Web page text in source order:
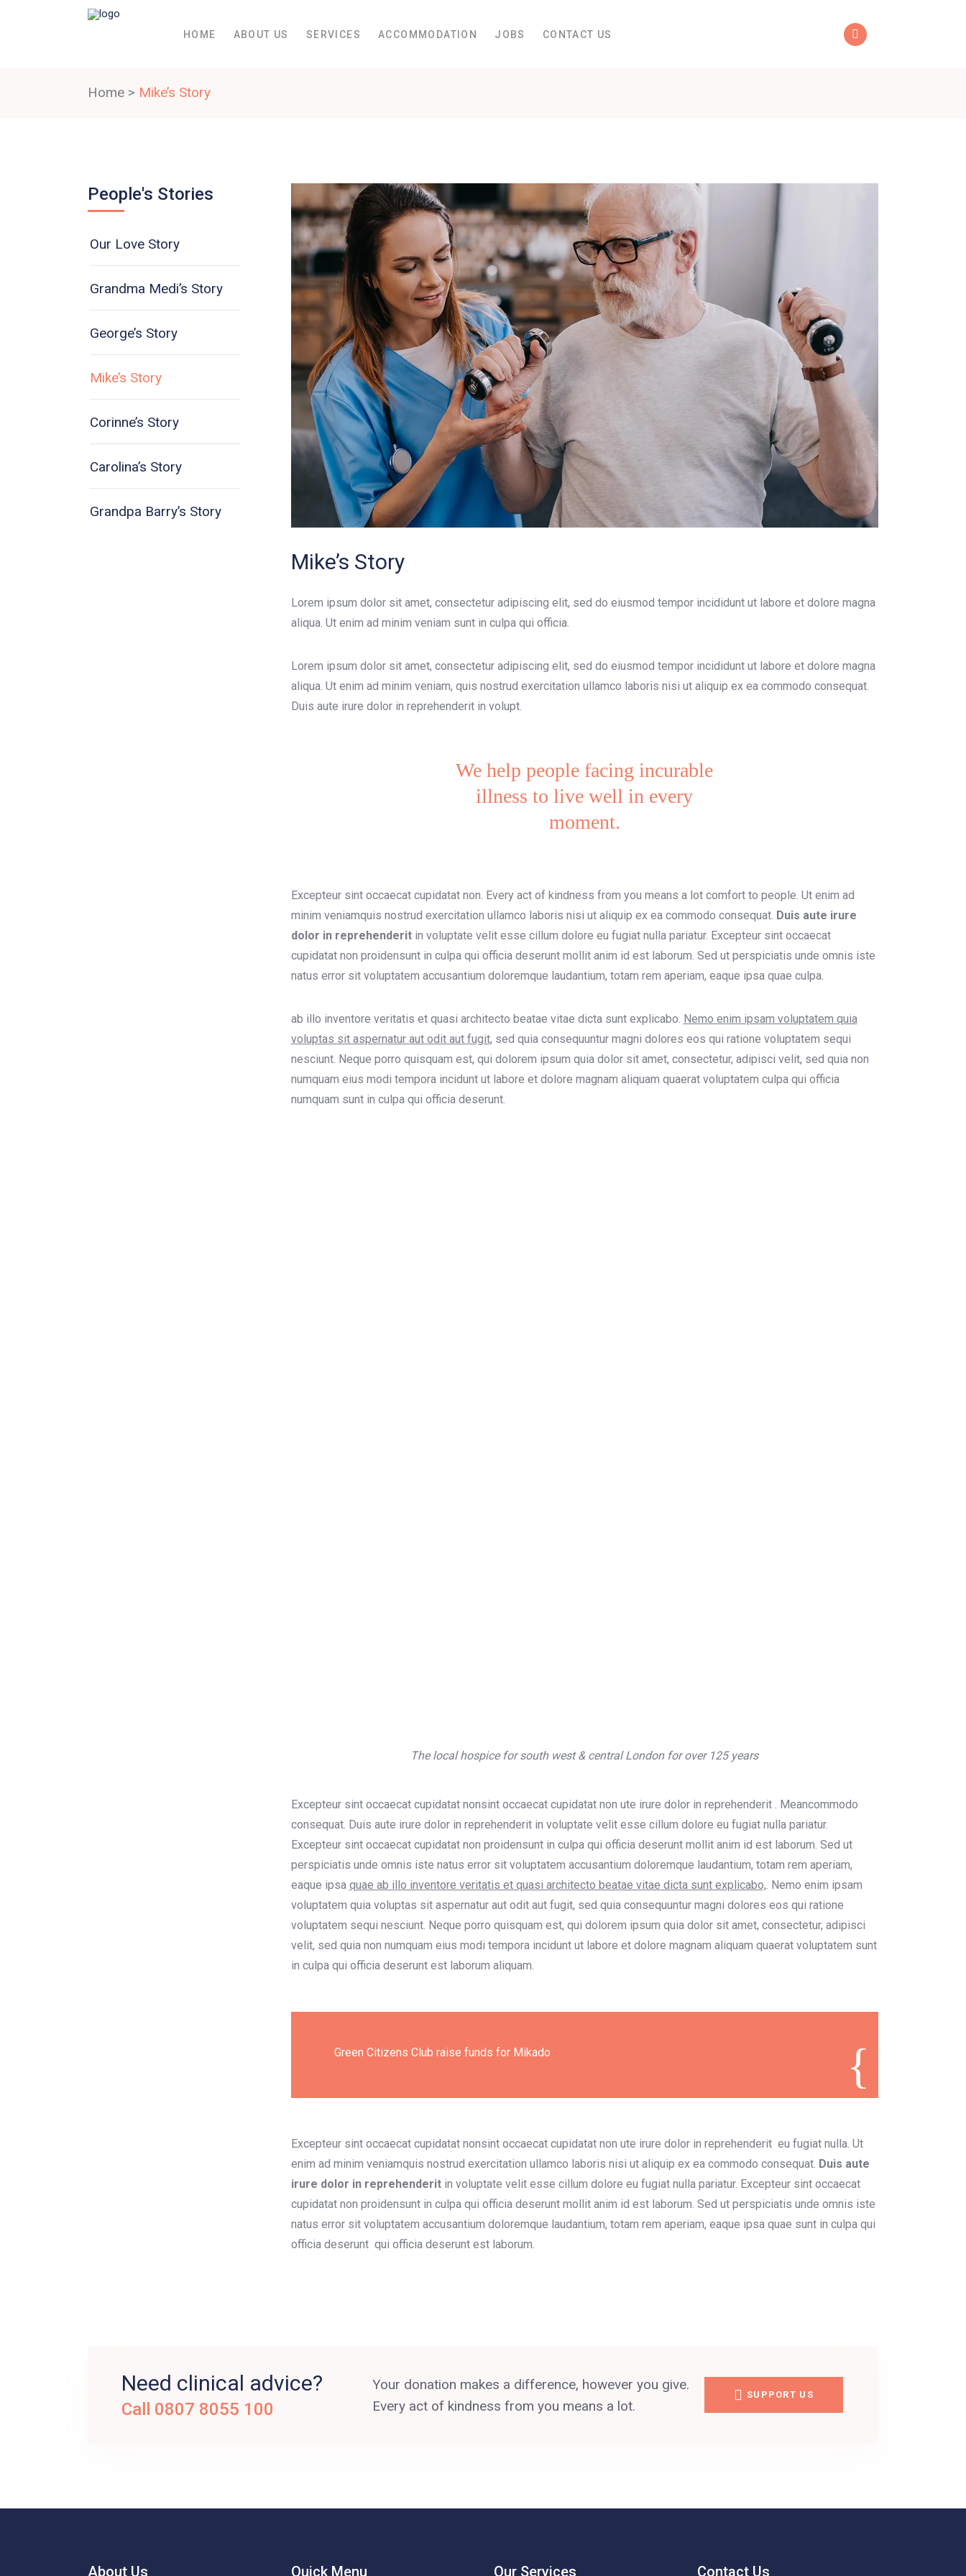
HOME ABOUT US SERVICES ACCOMMODATION JOBS CONTACT US
Home > Mike’s Story
People's Stories
Our Love Story
Grandma Medi’s Story
George’s Story
Mike’s Story
Corinne’s Story
Carolina’s Story
Grandpa Barry’s Story
Mike’s Story
Lorem ipsum dolor sit amet, consectetur adipiscing elit, sed do eiusmod tempor incididunt ut labore et dolore magna
aliqua. Ut enim ad minim veniam sunt in culpa qui officia.
Lorem ipsum dolor sit amet, consectetur adipiscing elit, sed do eiusmod tempor incididunt ut labore et dolore magna
aliqua. Ut enim ad minim veniam, quis nostrud exercitation ullamco laboris nisi ut aliquip ex ea commodo consequat.
Duis aute irure dolor in reprehenderit in volupt.
We help people facing incurable
illness to live well in every
moment.
Excepteur sint occaecat cupidatat non. Every act of kindness from you means a lot comfort to people. Ut enim ad
minim veniamquis nostrud exercitation ullamco laboris nisi ut aliquip ex ea commodo consequat. Duis aute irure
dolor in reprehenderitin voluptate velit esse cillum dolore eu fugiat nulla pariatur. Excepteur sint occaecat
cupidatat non proidensunt in culpa qui officia deserunt mollit anim id est laborum. Sed ut perspiciatis unde omnis iste
natus error sit voluptatem accusantium doloremque laudantium, totam rem aperiam, eaque ipsa quae culpa.
ab illo inventore veritatis et quasi architecto beatae vitae dicta sunt explicabo. Nemo enim ipsam voluptatem quia
voluptas sit aspernatur aut odit aut fugit, sed quia consequuntur magni dolores eos qui ratione voluptatem sequi
nesciunt. Neque porro quisquam est, qui dolorem ipsum quia dolor sit amet, consectetur, adipisci velit, sed quia non
numquam eius modi tempora incidunt ut labore et dolore magnam aliquam quaerat voluptatem culpa qui officia
numquam sunt in culpa qui officia deserunt.
The local hospice for south west & central London for over 125 years
Excepteur sint occaecat cupidatat nonsint occaecat cupidatat non ute irure dolor in reprehenderit . Meancommodo
consequat. Duis aute irure dolor in reprehenderit in voluptate velit esse cillum dolore eu fugiat nulla pariatur.
Excepteur sint occaecat cupidatat non proidensunt in culpa qui officia deserunt mollit anim id est laborum. Sed ut
perspiciatis unde omnis iste natus error sit voluptatem accusantium doloremque laudantium, totam rem aperiam,
eaque ipsa quae ab illo inventore veritatis et quasi architecto beatae vitae dicta sunt explicabo,. Nemo enim ipsam
voluptatem quia voluptas sit aspernatur aut odit aut fugit, sed quia consequuntur magni dolores eos qui ratione
voluptatem sequi nesciunt. Neque porro quisquam est, qui dolorem ipsum quia dolor sit amet, consectetur, adipisci
velit, sed quia non numquam eius modi tempora incidunt ut labore et dolore magnam aliquam quaerat voluptatem sunt
in culpa qui officia deserunt est laborum aliquam.
Green Citizens Club raise funds for Mikado
Excepteur sint occaecat cupidatat nonsint occaecat cupidatat non ute irure dolor in reprehenderit eu fugiat nulla. Ut
enim ad minim veniamquis nostrud exercitation ullamco laboris nisi ut aliquip ex ea commodo consequat. Duis aute
irure dolor in reprehenderitin voluptate velit esse cillum dolore eu fugiat nulla pariatur. Excepteur sint occaecat
cupidatat non proidensunt in culpa qui officia deserunt mollit anim id est laborum. Sed ut perspiciatis unde omnis iste
natus error sit voluptatem accusantium doloremque laudantium, totam rem aperiam, eaque ipsa quae sunt in culpa qui
officia deserunt qui officia deserunt est laborum.
Need clinical advice?
Call 0807 8055 100
Your donation makes a difference, however you give.
Every act of kindness from you means a lot.
SUPPORT US
About Us Quick Menu Our Services Contact Us